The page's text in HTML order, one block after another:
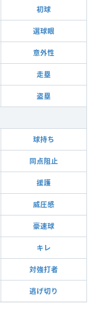
初球
選球眼
意外性
走塁
盗塁
球持ち
同点阻止
援護
威圧感
豪速球
キレ
対強打者
逃げ切り